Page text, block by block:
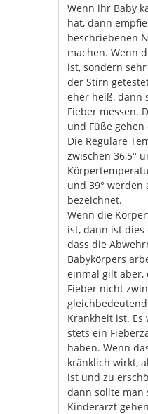
Wenn ihr Baby
hat, dann
beschriebenen
machen. Wenn
ist, sondern
der Stirn
eher heiß, dann
Fieber messen.
und Füße
Die Reguläre
zwischen 36,5°
und 39° werden
bezeichnet.
Wenn die
ist, dann ist
dass die
Babykörpers
einmal gilt aber,
Fieber nicht
Krankheit ist.
stets ein
haben. Wenn
kränklich wirkt,
ist und zu
dann sollte man
Kinderarzt